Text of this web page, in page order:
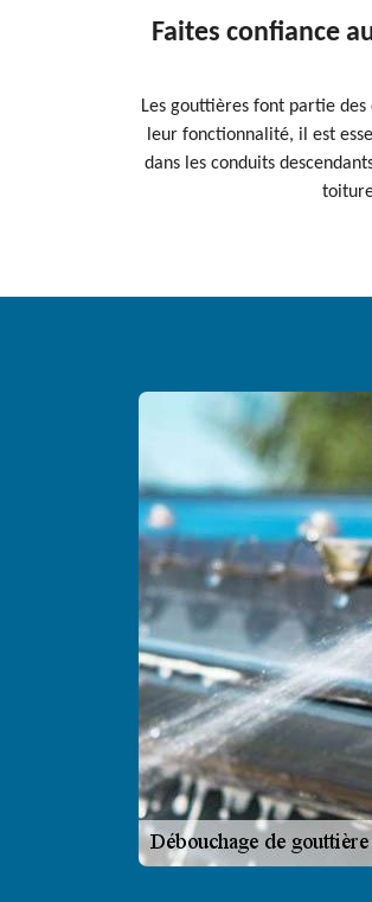
Faites confiance
Les gouttières font partie
leur fonctionnalité, il est
dans les conduits